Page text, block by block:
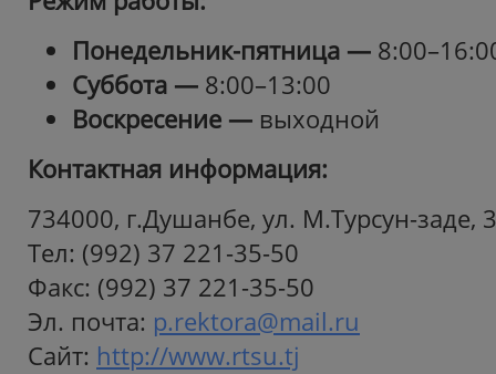
Понедельник-пятница —
Суббота — 8:00–13:00
Воскресение — выходной
Контактная информация:
734000, г.Душанбе, ул. М.Турсун-заде,
Тел: (992) 37 221-35-50
Факс: (992) 37 221-35-50
Эл. почта: p.rektora@mail.ru
Cайт: http://www.rtsu.tj